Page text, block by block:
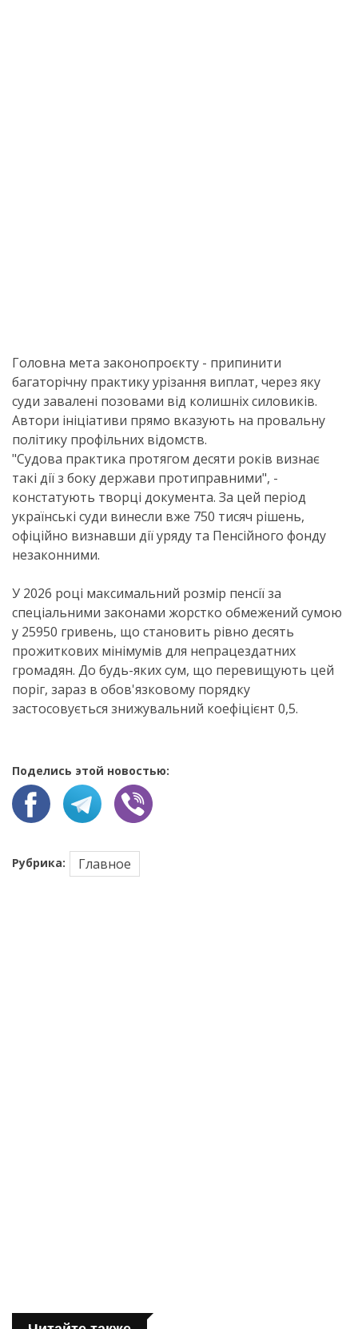
Головна мета законопроєкту - припинити
багаторічну практику урізання виплат, через яку
суди завалені позовами від колишніх силовиків.
Автори ініціативи прямо вказують на провальну
політику профільних відомств.
"Судова практика протягом десяти років визнає
такі дії з боку держави протиправними", -
констатують творці документа. За цей період
українські суди винесли вже 750 тисяч рішень,
офіційно визнавши дії уряду та Пенсійного фонду
незаконними.
У 2026 році максимальний розмір пенсії за
спеціальними законами жорстко обмежений сумою
у 25950 гривень, що становить рівно десять
прожиткових мінімумів для непрацездатних
громадян. До будь-яких сум, що перевищують цей
поріг, зараз в обов'язковому порядку
застосовується знижувальний коефіцієнт 0,5.
Поделись этой новостью:
Рубрика: Главное